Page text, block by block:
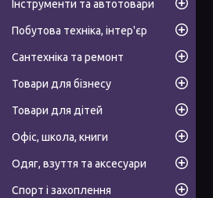
Інструменти та автотовари
Побутова техніка, інтер'єр
Сантехніка та ремонт
Товари для бізнесу
Товари для дітей
Офіс, школа, книги
Одяг, взуття та аксесуари
Спорт і захоплення